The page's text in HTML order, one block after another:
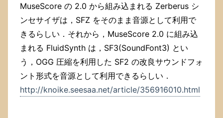
MuseScore の 2.0 から組み込まれる Zerberus シ
ンセサイザは，SFZ をそのまま音源として利用で
きるらしい．それから，MuseScore 2.0 に組み込
まれる FluidSynth は，SF3(SoundFont3) とい
う，OGG 圧縮を利用した SF2 の改良サウンドフォ
ント形式を音源として利用できるらしい．
http://knoike.seesaa.net/article/356916010.html